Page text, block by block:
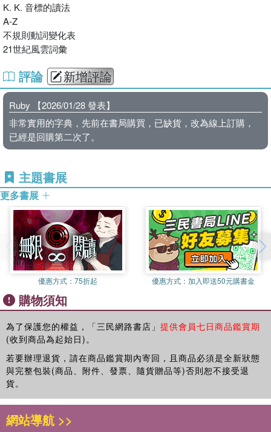
K. K. 音標的讀法
A-Z
不規則動詞變化表
21世紀風雲詞彙
評論 新增評論
Ruby 【2026/01/28 發表】
非常實用的字典，先前在書局購買，已缺貨，改為線上訂購，
已經是回購第二次了。
主題書展
更多書展
優惠方式： 75折起 優惠方式： 加入即送50元購書金
購物須知
為了保護您的權益，「三民網路書店」 提供會員七日商品鑑賞期
(收到商品為起始日)。
若要辦理退貨，請在商品鑑賞期內寄回，且商品必須是全新狀態
與完整包裝(商品、附件、發票、隨貨贈品等)否則恕不接受退
貨。
網站導航 >>